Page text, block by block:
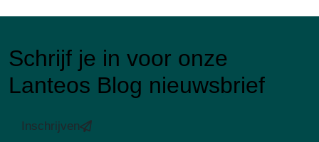
Schrijf je in voor onze
Lanteos Blog nieuwsbrief
Inschrijven